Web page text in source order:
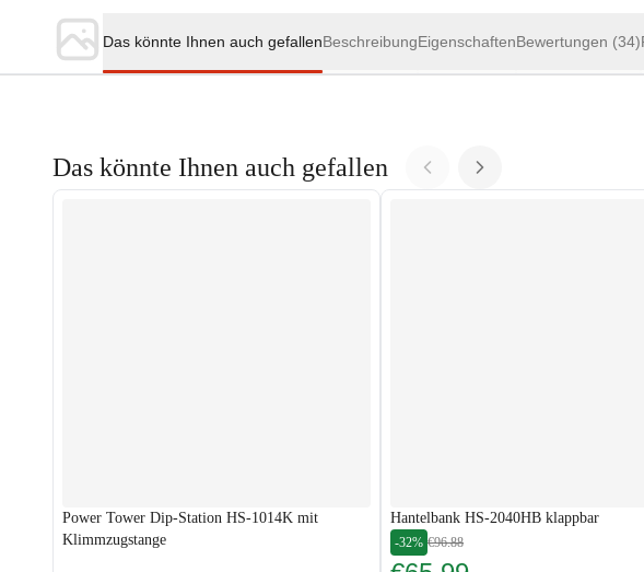
Das könnte Ihnen auch gefallenBeschreibungEigenschaftenBewertungen (34)
Das könnte Ihnen auch gefallen
Power Tower Dip-Station HS-1014K mit
Klimmzugstange
Hantelbank HS-2040HB klappbar
-32% €96.88